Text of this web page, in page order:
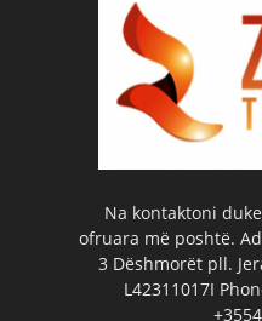
Na kontaktoni
ofruara më poshtë.
3 Dëshmorët pll.
L42311017I